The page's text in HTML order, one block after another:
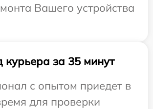
Вашего устройства
курьера за 35 минут
с опытом приедет в
для проверки